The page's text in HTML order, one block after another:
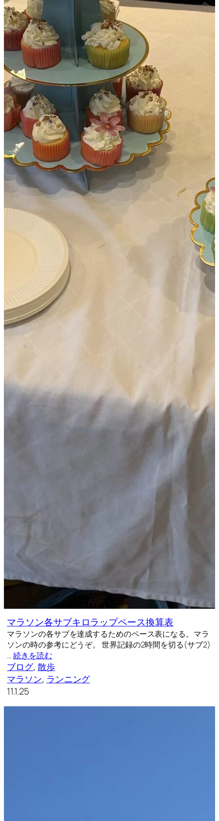
マラソン各サブキロラップペース換算表
マラソンの各サブを達成するためのペース表になる。マラ
ソンの時の参考にどうぞ。 世界記録の2時間を切る(サブ2)
…続きを読む
ブログ, 散歩
マラソン, ランニング
11.1.25